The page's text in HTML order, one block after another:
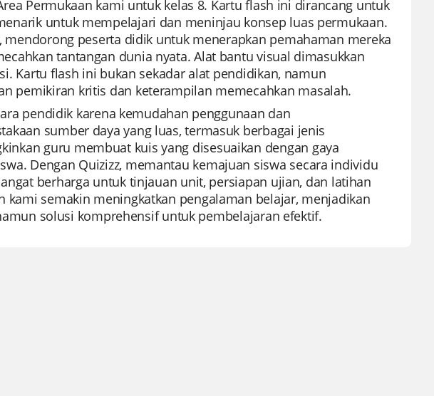
Permukaan kami untuk kelas 8. Kartu flash ini dirancang untuk
untuk mempelajari dan meninjau konsep luas permukaan.
peserta didik untuk menerapkan pemahaman mereka
tantangan dunia nyata. Alat bantu visual dimasukkan
Kartu flash ini bukan sekadar alat pendidikan, namun
pemikiran kritis dan keterampilan memecahkan masalah.
pendidik karena kemudahan penggunaan dan
sumber daya yang luas, termasuk berbagai jenis
guru membuat kuis yang disesuaikan dengan gaya
Dengan Quizizz, memantau kemajuan siswa secara individu
berharga untuk tinjauan unit, persiapan ujian, dan latihan
semakin meningkatkan pengalaman belajar, menjadikan
solusi komprehensif untuk pembelajaran efektif.